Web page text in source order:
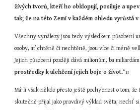
živých tvorů, kteří ho obklopují, posiluje a
tak, že na této Zemi v každém ohledu vyrůstá
Všechny vynálezy jsou tedy výsledkem působení
osoby, ať chtěně či nechtěně, jsou více či méně
prostředky k ulehčení jejich boje o život.“15
Má-li však někdo přesto ještě pochybnost o tom,
skutečně přijal jako pravdivý výklad světa, nechť si